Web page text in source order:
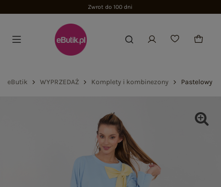
Zwrot do 100 dni
eButik WYPRZEDAŻ Komplety i kombinezony Pastelowy